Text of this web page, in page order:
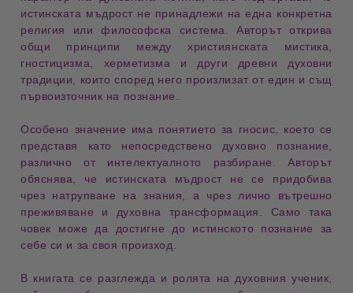
истинската мъдрост не принадлежи на една конкретна
религия или философска система. Авторът открива
общи принципи междухристиянската мистика
гностицизма
херметизма и други древни духовни
традиции, които според него произлизат от един и същ
първоизточник на познание.
Особено значение има понятието за гносис , което се
представя като непосредствено духовно познание
различно от интелектуалното разбиране. Авторът
обяснява, че истинската мъдрост не се придобива
чрез натрупване на знания, а чрез лично вътрешно
преживяване и духовна трансформация. Само така
човек може да достигне до истинското познание за
себе си и за своя произход.
В книгата се разглежда и ролята на духовния ученик